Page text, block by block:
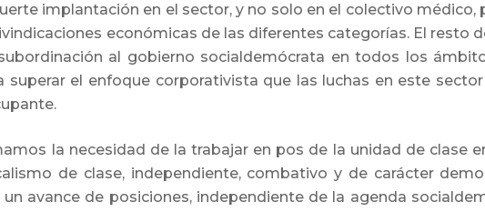
implantación en el sector, y no solo en el colectivo médico,
económicas de las diferentes categorías. El resto
al gobierno socialdemócrata en todos los
superar el enfoque corporativista que las luchas en este
la necesidad de la trabajar en pos de la unidad de clase
de clase, independiente, combativo y de carácter
avance de posiciones, independiente de la agenda